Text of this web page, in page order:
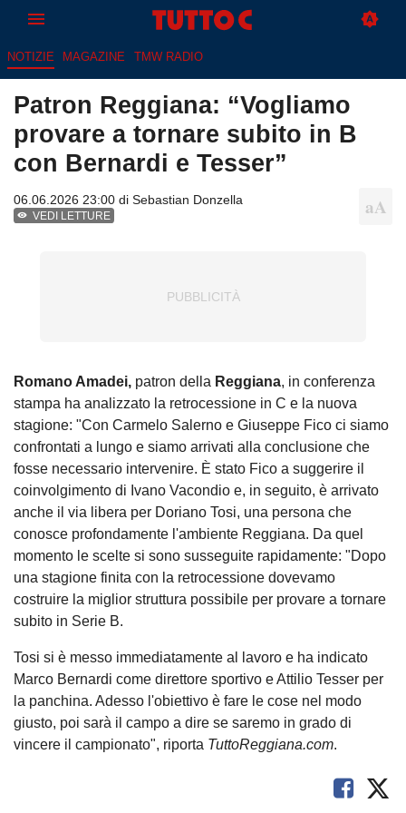
NOTIZIE MAGAZINE TMW RADIO
Patron Reggiana: “Vogliamo
provare a tornare subito in B
con Bernardi e Tesser”
06.06.2026 23:00 di Sebastian Donzella
VEDI LETTURE
Romano Amadei, patron della Reggiana, in conferenza
stampa ha analizzato la retrocessione in C e la nuova
stagione: "Con Carmelo Salerno e Giuseppe Fico ci siamo
confrontati a lungo e siamo arrivati alla conclusione che
fosse necessario intervenire. È stato Fico a suggerire il
coinvolgimento di Ivano Vacondio e, in seguito, è arrivato
anche il via libera per Doriano Tosi, una persona che
conosce profondamente l'ambiente Reggiana. Da quel
momento le scelte si sono susseguite rapidamente: "Dopo
una stagione finita con la retrocessione dovevamo
costruire la miglior struttura possibile per provare a tornare
subito in Serie B.
Tosi si è messo immediatamente al lavoro e ha indicato
Marco Bernardi come direttore sportivo e Attilio Tesser per
la panchina. Adesso l'obiettivo è fare le cose nel modo
giusto, poi sarà il campo a dire se saremo in grado di
vincere il campionato", riporta TuttoReggiana.com.